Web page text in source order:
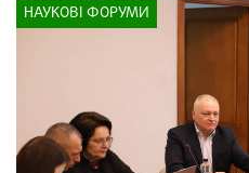
НАУКОВІ ФОРУМИ